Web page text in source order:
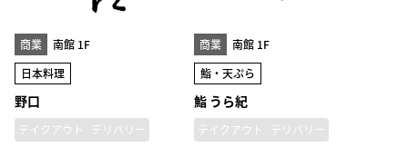
商業
南館 1F
日本料理
野口
テイクアウト デリバリー
商業
南館 1F
鮨・天ぷら
鮨 うら紀
テイクアウト デリバリー